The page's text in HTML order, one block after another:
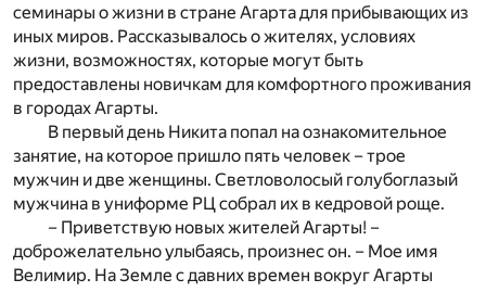
семинары о жизни в стране Агарта для прибывающих из
иных миров. Рассказывалось о жителях, условиях
жизни, возможностях, которые могут быть
предоставлены новичкам для комфортного проживания
в городах Агарты.
В первый день Никита попал на ознакомительное
занятие, на которое пришло пять человек – трое
мужчин и две женщины. Светловолосый голубоглазый
мужчина в униформе РЦ собрал их в кедровой роще.
– Приветствую новых жителей Агарты! –
доброжелательно улыбаясь, произнес он. – Мое имя
Велимир. На Земле с давних времен вокруг Агарты